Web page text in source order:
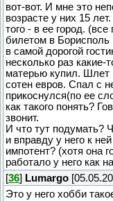
вот-вот. И мне это
возрасте у них 15
того - в ее город.
билетом в
в самой дорогой
несколько раз
матерью купил. Шлет
сотен евров. Спал с
прикоснулся(по ее
как такого понять?
звонит.
И что тут подумать?
и вправду у него к
импотент? (хотя она
работало у него как
[36] Lumargo
Это у него хобби